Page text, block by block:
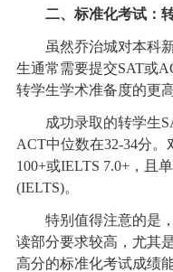
二、标准化考试：
虽然乔治城对本科新
生通常需要提交SAT或
转学生学术准备度的更高
成功录取的转学生
ACT中位数在32-34分
100+或IELTS 7.0+，且
(IELTS)。
特别值得注意的是，
读部分要求较高，尤其
高分的标准化考试成绩